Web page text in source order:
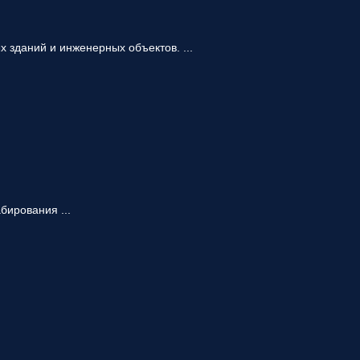
и инженерных объектов. ...
...